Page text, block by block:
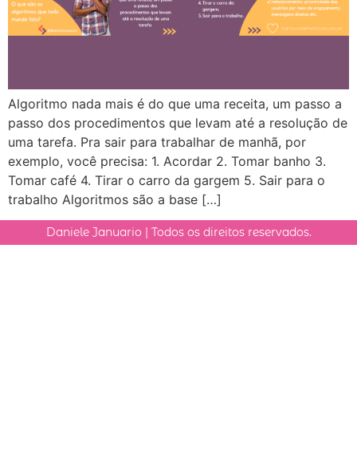
Algoritmo nada mais é do que uma receita, um passo a
passo dos procedimentos que levam até a resolução de
uma tarefa. Pra sair para trabalhar de manhã, por
exemplo, você precisa: 1. Acordar 2. Tomar banho 3.
Tomar café 4. Tirar o carro da gargem 5. Sair para o
trabalho Algoritmos são a base […]
Daniele Januario | Todos os direitos reservados.